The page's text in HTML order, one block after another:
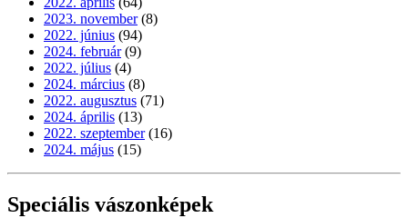
2023. november (8)
2022. június (94)
2024. február (9)
2022. július (4)
2024. március (8)
2022. augusztus (71)
2024. április (13)
2022. szeptember (16)
2024. május (15)
Speciális vászonképek